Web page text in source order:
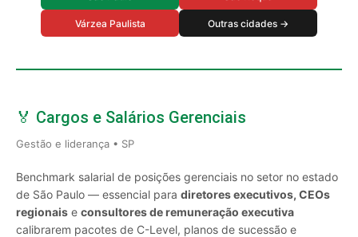
Várzea Paulista Outras cidades →
🏅 Cargos e Salários Gerenciais
Gestão e liderança • SP
Benchmark salarial de posições gerenciais no setor no estado
de São Paulo — essencial para diretores executivos, CEOs
regionais e consultores de remuneração executiva
calibrarem pacotes de C-Level, planos de sucessão e